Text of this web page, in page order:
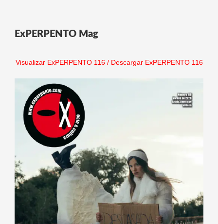
ExPERPENTO Mag
Visualizar ExPERPENTO 116/ Descargar ExPERPENTO 116